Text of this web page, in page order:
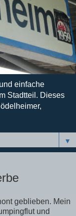
einfache
Stadtteil. Dieses
▼
geblieben. Mein
und